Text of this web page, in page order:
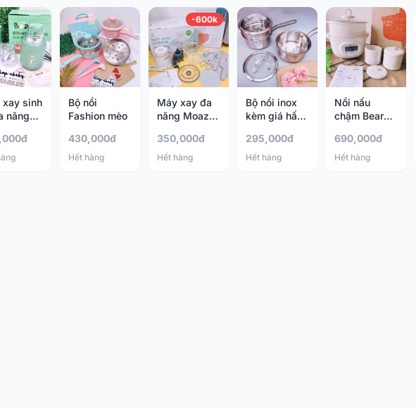
xay sinh
năng
Bộ nồi
Fashion mèo
430,000đ
Hết hàng
-600k
Máy xay đa
năng Moaz
350,000đ
Hết hàng
Bộ nồi inox
kèm giá hấp
16cm
295,000đ
Hết hàng
Nồi nấu
chậm Bear
690,000đ
Hết hàng